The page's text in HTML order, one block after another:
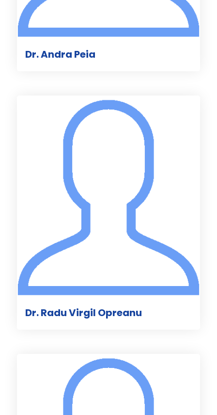
Dr. Andra Peia
Dr. Radu Virgil Opreanu